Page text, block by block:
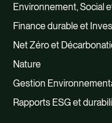
Environnement, Social
Finance durable et
Net Zéro et
Nature
Gestion
Rapports ESG et